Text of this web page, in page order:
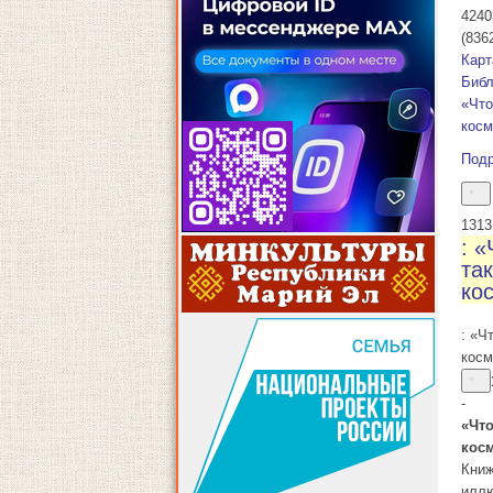
13
:
:
-